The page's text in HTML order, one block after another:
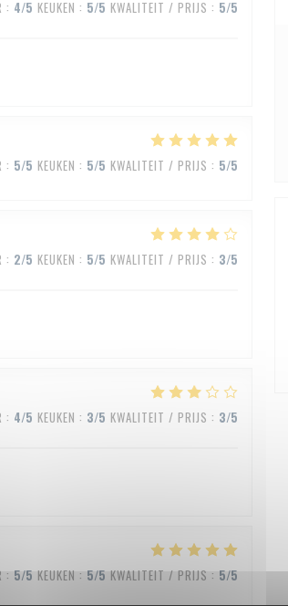
: 4/5 KEUKEN : 5/5 KWALITEIT / PRIJS : 5/5
: 5/5 KEUKEN : 5/5 KWALITEIT / PRIJS : 5/5
: 2/5 KEUKEN : 5/5 KWALITEIT / PRIJS : 3/5
: 4/5 KEUKEN : 3/5 KWALITEIT / PRIJS : 3/5
: 5/5 KEUKEN : 5/5 KWALITEIT / PRIJS : 5/5